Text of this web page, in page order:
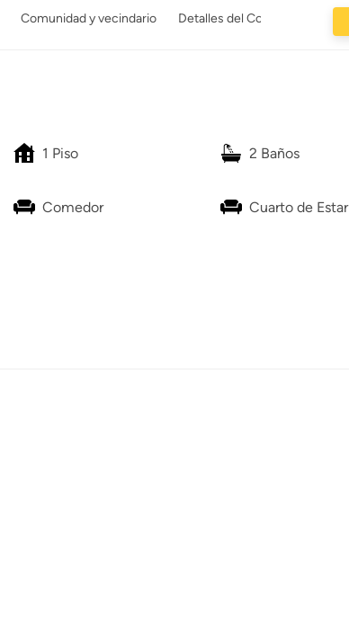
Comunidad y vecindario Detalles del Constructor
1 Piso 2 Baños
Comedor Cuarto de Estar